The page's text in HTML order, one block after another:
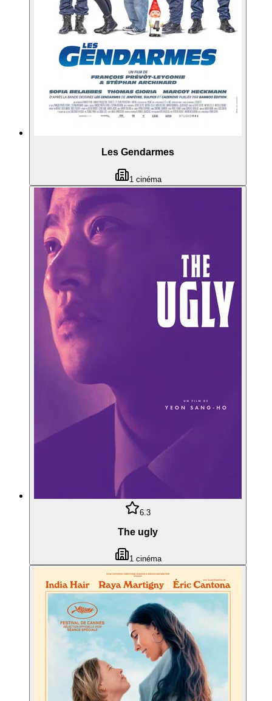
Les Gendarmes
1cinéma
6.3
The ugly
1cinéma